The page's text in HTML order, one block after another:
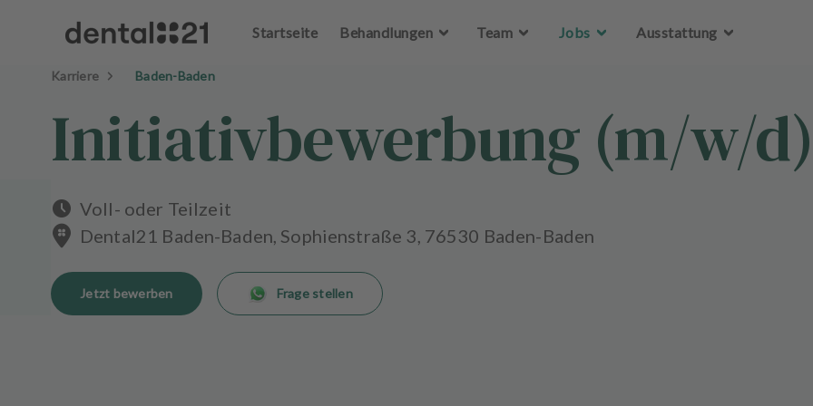
Startseite
Behandlungen Team Jobs Ausstattung
e
Karriere Baden-Baden
Initiativbewerbung (m/w/d)
Voll- oder Teilzeit
Dental21 Baden-Baden, Sophienstraße 3, 76530 Baden-Baden
Jetzt bewerben Frage stellen